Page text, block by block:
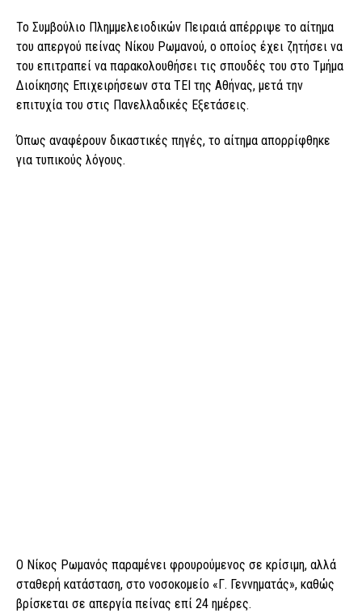
Το Συμβούλιο Πλημμελειοδικών Πειραιά απέρριψε το αίτημα
του απεργού πείνας Νίκου Ρωμανού, ο οποίος έχει ζητήσει να
του επιτραπεί να παρακολουθήσει τις σπουδές του στο Τμήμα
Διοίκησης Επιχειρήσεων στα ΤΕΙ της Αθήνας, μετά την
επιτυχία του στις Πανελλαδικές Εξετάσεις.
Όπως αναφέρουν δικαστικές πηγές, το αίτημα απορρίφθηκε
για τυπικούς λόγους.
Ο Νίκος Ρωμανός παραμένει φρουρούμενος σε κρίσιμη, αλλά
σταθερή κατάσταση, στο νοσοκομείο «Γ. Γεννηματάς», καθώς
βρίσκεται σε απεργία πείνας επί 24 ημέρες.